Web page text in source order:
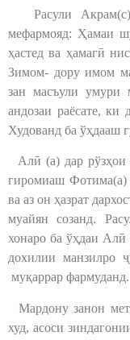
Расули Акрам(с)
мефармояд: Ҳамаи
ҳастед ва ҳамагӣ
Зимом- дору имом
зан масъули умури
андозаи раёсате,
Худованд ба ўҳдааш
Алӣ (а) дар рўзҳои
гиромиаш Фотима(а)
ва аз он ҳазрат
муайян созанд.
хонаро ба ўҳдаи Алӣ
дохилии манзилро
муқаррар фармуданд.
Мардону занон
худ, асоси